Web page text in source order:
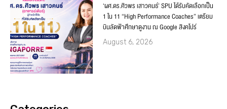
‘ผศ.ดร.ศิวพร เสาวคนธ์’ SPU ได้รับคัดเลือกเป็น
1 ใน 11 “High Performance Coaches” เตรียม
บินลัดฟ้าศึกษาดูงาน ณ Google สิงคโปร์
August 6, 2026